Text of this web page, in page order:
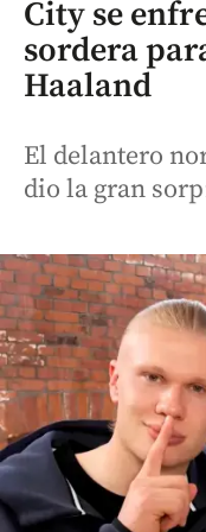
City se
sordera
Haaland
El delantero
dio la gran